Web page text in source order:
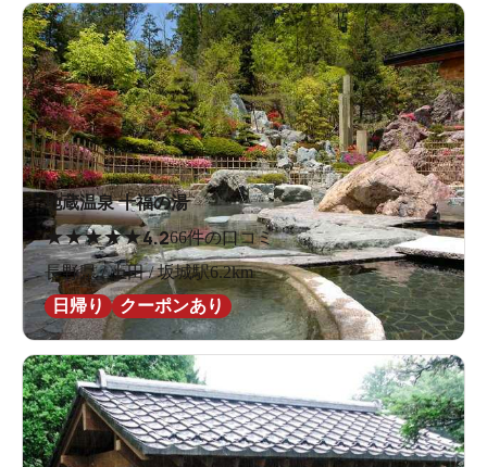
地蔵温泉 十福の湯
★★★★★4.266件の口コミ
長野県 / 上田 / 坂城駅6.2km
日帰り
クーポンあり